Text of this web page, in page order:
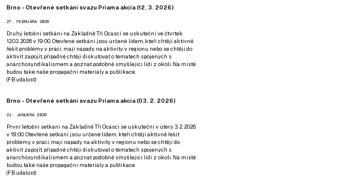
Brno - Otevřené setkání svazu Priama akcia (12. 3. 2026)
27. FEBRUÁRA 2026
Druhý letošní setkání na Základně Tři Ocásci se uskuteční ve čtvrtek
12.03. 2026 v 19:00. Otevřené setkání jsou určené lidem, kteří chtějí aktivně
řešit problémy v práci, mají nápady na aktivity v regionu nebo se chtějí do
aktivit zapojit, případně chtějí diskutovat o tématech spojených s
anarchosyndikalismem a poznat podobně smýšlející lidi z okolí. Na místě
budou také naše propagační materiály a publikace.
(FB událost)
Brno - Otevřené setkání svazu Priama akcia (03. 2. 2026)
21. JANUÁRA 2026
První letošní setkání na Základně Tři Ocásci se uskuteční v úterý 3. 2. 2026
v 19:00. Otevřené setkání jsou určené lidem, kteří chtějí aktivně řešit
problémy v práci, mají nápady na aktivity v regionu nebo se chtějí do
aktivit zapojit, případně chtějí diskutovat o tématech spojených s
anarchosyndikalismem a poznat podobně smýšlející lidi z okolí. Na místě
budou také naše propagační materiály a publikace.
(FB událost)